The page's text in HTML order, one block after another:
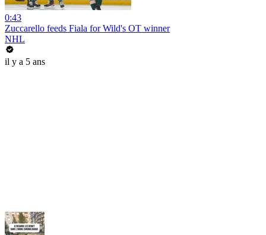
0:43
Zuccarello feeds Fiala for Wild's OT winner
NHL
il y a 5 ans